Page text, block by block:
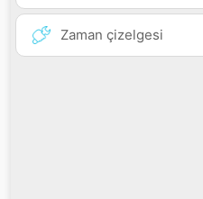
Zaman çizelgesi